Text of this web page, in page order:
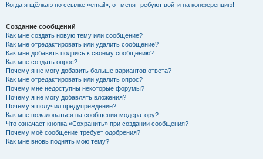
Когда я щёлкаю по ссылке «email», от меня требуют войти на конференцию!
Создание сообщений
Как мне создать новую тему или сообщение?
Как мне отредактировать или удалить сообщение?
Как мне добавить подпись к своему сообщению?
Как мне создать опрос?
Почему я не могу добавить больше вариантов ответа?
Как мне отредактировать или удалить опрос?
Почему мне недоступны некоторые форумы?
Почему я не могу добавлять вложения?
Почему я получил предупреждение?
Как мне пожаловаться на сообщения модератору?
Что означает кнопка «Сохранить» при создании сообщения?
Почему моё сообщение требует одобрения?
Как мне вновь поднять мою тему?